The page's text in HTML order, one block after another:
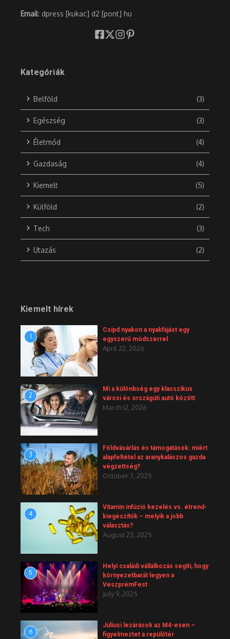
Email: dpress [kukac] d2 [pont] hu
Kategóriák
Belföld (3)
Egészség (3)
Életmód (4)
Gazdaság (4)
Kiemelt (5)
Külföld (2)
Tech (3)
Utazás (2)
Kiemelt hírek
1
Csípd nyakon a nyakfájást egy
egyszerű módszerrel
April 22, 2026
2
Mi a különbség egy klasszikus
városi és országúti autó között
March 12, 2026
3
Földvásárlás és támogatások: miért
alapfeltétel az aranykalászos gazda
végzettség?
October 7, 2025
4
Vitamin infúzió kezelés vs. étrend-
kiegészítők – melyik a jobb
választás?
August 23, 2025
5
Helyi családi vállalkozás segíti, hogy
környezetbarát legyen a
VeszprémFest
July 9, 2025
6
Júliusi lezárások az M4-esen –
figyelmeztet a repülőtér